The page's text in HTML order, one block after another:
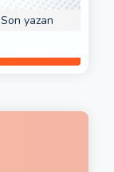
Son yazan